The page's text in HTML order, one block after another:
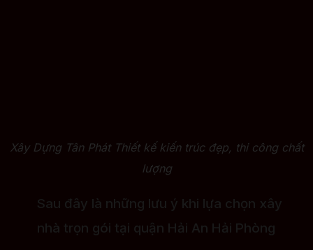
Xây Dựng Tân Phát Thiết kế kiến trúc đẹp, thi công chất
lượng
Sau đây là những lưu ý khi lựa chọn xây
nhà trọn gói tại quận Hải An Hải Phòng